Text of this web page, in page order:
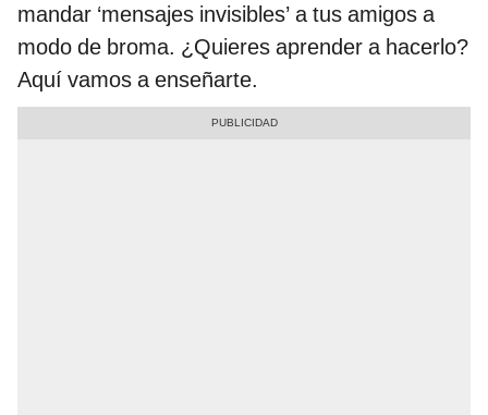
mandar ‘mensajes invisibles’ a tus amigos a
modo de broma. ¿Quieres aprender a hacerlo?
Aquí vamos a enseñarte.